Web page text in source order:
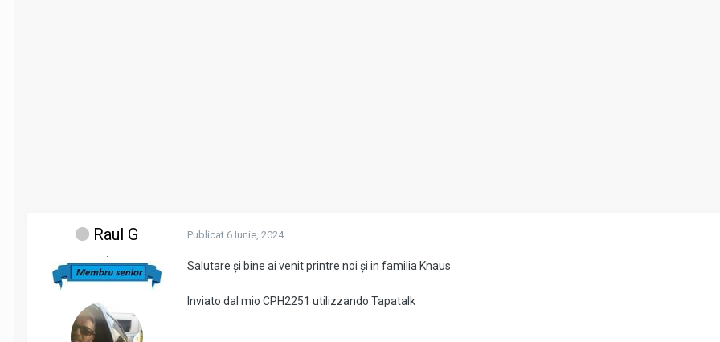
Raul G
.
Publicat 6 Iunie, 2024
Salutare și bine ai venit printre noi și in familia Knaus
Inviato dal mio CPH2251 utilizzando Tapatalk